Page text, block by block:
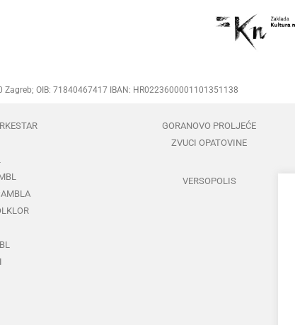
OIB: 71840467417 IBAN: HR0223600001101351138
GORANOVO PROLJEĆE
ZVUCI OPATOVINE
VERSOPOLIS